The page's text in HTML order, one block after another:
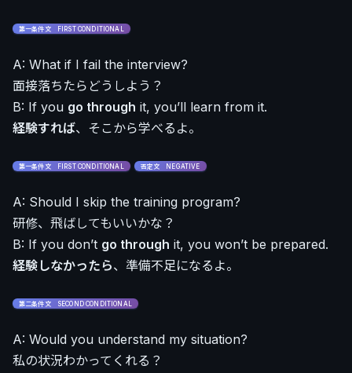
第一条件文 FIRST CONDITIONAL
A: What if I fail the interview?
面接落ちたらどうしよう？
B: If you go through it, you’ll learn from it.
経験すれば、そこから学べるよ。
第一条件文 FIRST CONDITIONAL 否定文 NEGATIVE
A: Should I skip the training program?
研修、飛ばしてもいいかな？
B: If you don’t go through it, you won’t be prepared.
経験しなかったら、準備不足になるよ。
第二条件文 SECOND CONDITIONAL
A: Would you understand my situation?
私の状況わかってくれる？